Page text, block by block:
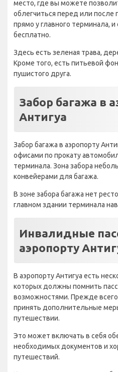
место, где вы можете
облегчиться перед или
прямо у главного терминала, и
бесплатно.
Здесь есть зеленая трава,
Кроме того, есть питьевой
пушистого друга.
Забор багажа в
Антигуа
Забор багажа в аэропорту
офисами по прокату
терминала. Зона забора
конвейерами для багажа.
В зоне забора багажа нет
главном здании терминала
Инвалидные
аэропорту
В аэропорту Антигуа есть
которых должны помнить
возможностями. Прежде
принять дополнительные
путешествии.
Это может включать в себя
необходимых документов и
путешествий.